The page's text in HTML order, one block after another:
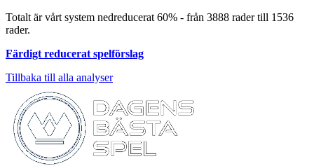
Totalt är vårt system nedreducerat 60% - från 3888 rader till 1536
rader.
Färdigt reducerat spelförslag
Tillbaka till alla analyser